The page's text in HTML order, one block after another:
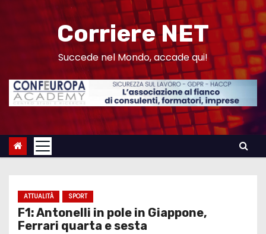
n
Corriere NET
Succede nel Mondo, accade qui!
ATTUALITÀ SPORT
F1: Antonelli in pole in Giappone,
Ferrari quarta e sesta